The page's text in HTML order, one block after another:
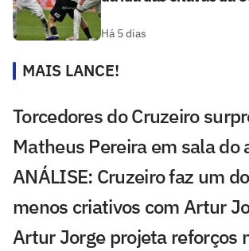
Há 5 dias
MAIS LANCE!
Torcedores do Cruzeiro
Matheus Pereira em sala do
ANÁLISE: Cruzeiro faz um
menos criativos com Artur
Artur Jorge projeta reforços